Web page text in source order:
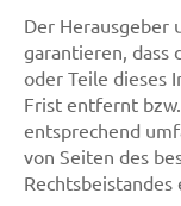
Der Herausgeber
garantieren, dass
oder Teile dieses
Frist entfernt
entsprechend
von Seiten des
Rechtsbeistandes